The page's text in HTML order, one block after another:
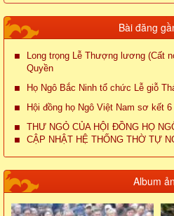
Bài đăng
Long trọng Lễ Thượng lương (Cất
Quyền
Họ Ngô Bắc Ninh tổ chức Lễ giỗ
Hội đồng họ Ngô Việt Nam sơ kết
THƯ NGỎ CỦA HỘI ĐỒNG HỌ
CẬP NHẬT HỆ THỐNG THỜ TỰ
Album